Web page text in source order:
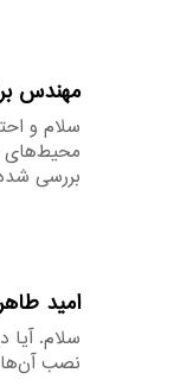
مهندس
سلام و
محیط‌های
بررسی
امید
سلام. آیا
نصب